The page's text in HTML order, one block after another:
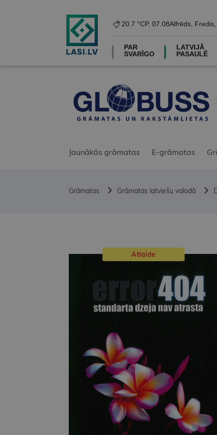
20.7 °CP. 07.08Alfrēds,
PAR
SVARĪGO
LATVIJĀ
PASAULĒ
Jaunākās grāmatas E-grāmatas
Grāmatas Grāmatas latviešu valodā
Atlaide